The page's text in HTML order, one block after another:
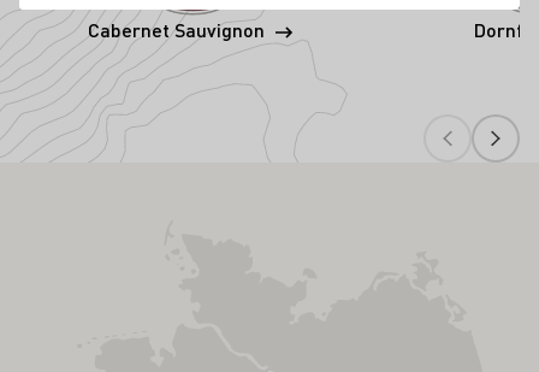
Cabernet Sauvignon